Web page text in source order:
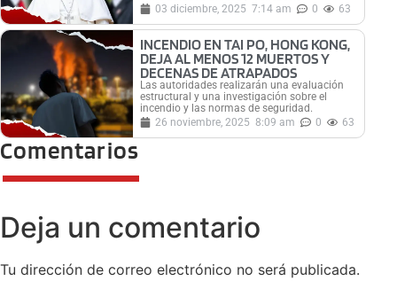
03 diciembre, 2025 7:14 am 0 63
INCENDIO EN TAI PO, HONG KONG,
DEJA AL MENOS 12 MUERTOS Y
DECENAS DE ATRAPADOS
Las autoridades realizarán una evaluación
estructural y una investigación sobre el
incendio y las normas de seguridad.
26 noviembre, 2025 8:09 am 0 63
Comentarios
Deja un comentario
Tu dirección de correo electrónico no será publicada.